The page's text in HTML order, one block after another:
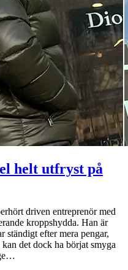
helt utfryst på
driven entreprenör med
kroppshydda. Han är
ständigt efter mera pengar,
det dock ha börjat smyga